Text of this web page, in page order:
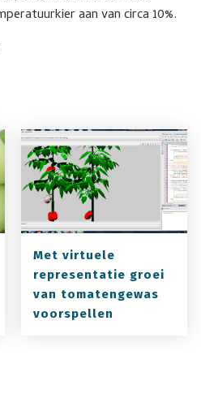
aan van circa 10%.
Met virtuele
representatie groei
van tomatengewas
voorspellen